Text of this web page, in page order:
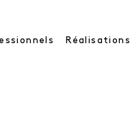
Réalisations